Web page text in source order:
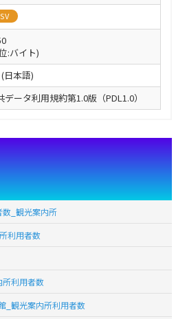
:バイト)
日本語)
データ利用規約第1.0版（PDL1.0）
_観光案内所
利用者数
所利用者数
_観光案内所利用者数